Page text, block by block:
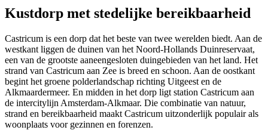
Kustdorp met stedelijke bereikbaarheid
Castricum is een dorp dat het beste van twee werelden biedt. Aan de
westkant liggen de duinen van het Noord-Hollands Duinreservaat,
een van de grootste aaneengesloten duingebieden van het land. Het
strand van Castricum aan Zee is breed en schoon. Aan de oostkant
begint het groene polderlandschap richting Uitgeest en de
Alkmaardermeer. En midden in het dorp ligt station Castricum aan
de intercitylijn Amsterdam-Alkmaar. Die combinatie van natuur,
strand en bereikbaarheid maakt Castricum uitzonderlijk populair als
woonplaats voor gezinnen en forenzen.